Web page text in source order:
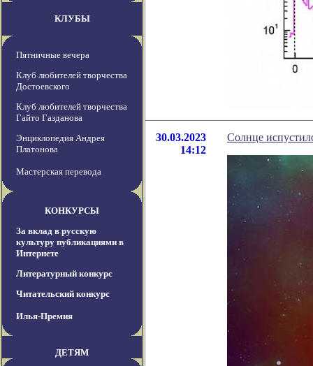
КЛУБЫ
Пятничные вечера
Клуб любителей творчества
Достоевского
Клуб любителей творчества
Гайто Газданова
Энциклопедия Андрея
Платонова
Мастерская перевода
КОНКУРСЫ
За вклад в русскую
культуру публикациями в
Интернете
Литературный конкурс
Читательский конкурс
Илья-Премия
ДЕТЯМ
30.03.2023
14:12
Солнце